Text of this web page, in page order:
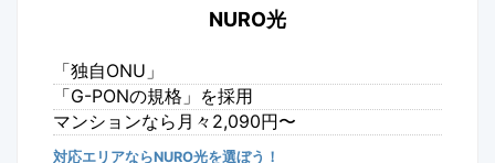
NURO光
「独自ONU」
「G-PONの規格」を採用
マンションなら月々2,090円〜
対応エリアならNURO光を選ぼう！